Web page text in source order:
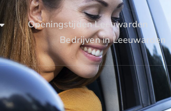
Openingstijden Leeuwarden
Bedrijven in Leeuwarden